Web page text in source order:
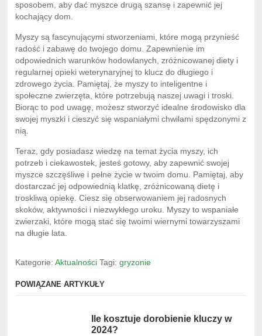
sposobem, aby dać myszce drugą szansę i zapewnić jej
kochający dom.
Myszy są fascynującymi stworzeniami, które mogą przynieść
radość i zabawę do twojego domu. Zapewnienie im
odpowiednich warunków hodowlanych, zróżnicowanej diety i
regularnej opieki weterynaryjnej to klucz do długiego i
zdrowego życia. Pamiętaj, że myszy to inteligentne i
społeczne zwierzęta, które potrzebują naszej uwagi i troski.
Biorąc to pod uwagę, możesz stworzyć idealne środowisko dla
swojej myszki i cieszyć się wspaniałymi chwilami spędzonymi z
nią.
Teraz, gdy posiadasz wiedzę na temat życia myszy, ich
potrzeb i ciekawostek, jesteś gotowy, aby zapewnić swojej
myszce szczęśliwe i pełne życie w twoim domu. Pamiętaj, aby
dostarczać jej odpowiednią klatkę, zróżnicowaną dietę i
troskliwą opiekę. Ciesz się obserwowaniem jej radosnych
skoków, aktywności i niezwykłego uroku. Myszy to wspaniałe
zwierzaki, które mogą stać się twoimi wiernymi towarzyszami
na długie lata.
Kategorie:Aktualności Tagi:gryzonie
POWIĄZANE ARTYKUŁY
Ile kosztuje dorobienie kluczy w
2024?